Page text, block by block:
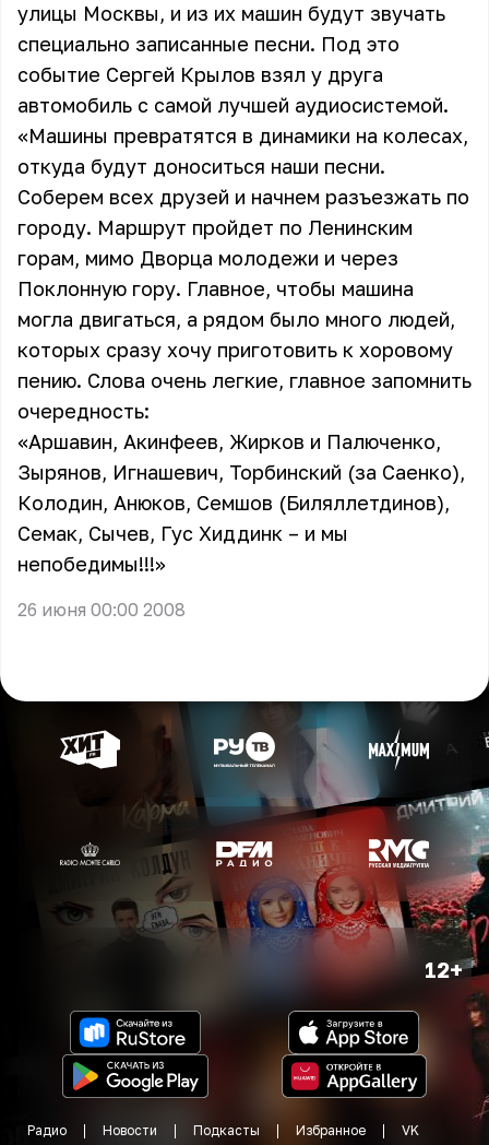
улицы Москвы, и из их машин будут звучать
специально записанные песни. Под это
событие Сергей Крылов взял у друга
автомобиль с самой лучшей аудиосистемой.
«Машины превратятся в динамики на колесах,
откуда будут доноситься наши песни.
Соберем всех друзей и начнем разъезжать по
городу. Маршрут пройдет по Ленинским
горам, мимо Дворца молодежи и через
Поклонную гору. Главное, чтобы машина
могла двигаться, а рядом было много людей,
которых сразу хочу приготовить к хоровому
пению. Слова очень легкие, главное запомнить
очередность:
«Аршавин, Акинфеев, Жирков и Палюченко,
Зырянов, Игнашевич, Торбинский (за Саенко),
Колодин, Анюков, Семшов (Биляллетдинов),
Семак, Сычев, Гус Хиддинк – и мы
непобедимы!!!»
26 июня 00:00 2008
12+
Радио Новости Подкасты Избранное VK